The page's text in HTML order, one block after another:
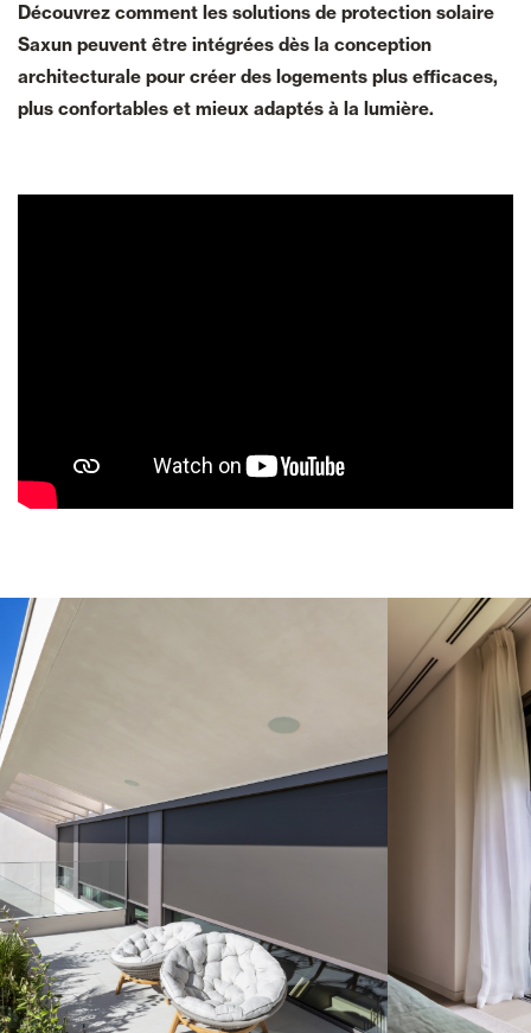
Découvrez comment les solutions de protection solaire
Saxun peuvent être intégrées dès la conception
architecturale pour créer des logements plus efficaces,
plus confortables et mieux adaptés à la lumière.